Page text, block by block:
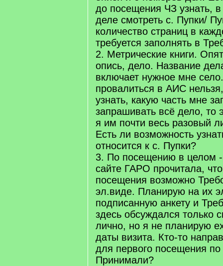
до посещения ЧЗ узнать,
деле смотреть с. Пупки/
количество страниц в
требуется заполнять в
2. Метрические книги.
опись, дело. Название
включает нужное мне
провалиться в АИС
узнать, какую часть мне
запрашивать всё дело, то
я им почти весь разовый
Есть ли возможность
относится к с. Пупки?
3. По посещению в целом
сайте ГАРО прочитала,
посещения возможно
эл.виде. Планирую на их
подписанную анкету и
здесь обсуждался только
лично, но я не планирую
даты визита. Кто-то
для первого посещения по
Принимали?